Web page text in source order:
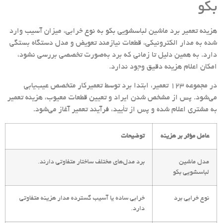
بکو
هزینه تعمیر برد ماشین لباسشویی بکو به نوع خرابی، میزان آسیب وارد
شده به مدار الکترونیکی، قطعات نیازمند تعویض و مدل دستگاه بستگی
دارد. به همین دلیل تا زمانی که برد به‌صورت تخصصی بررسی نشود،
امکان اعلام هزینه دقیق وجود ندارد.
در مجموعه 123 تعمیر، ابتدا برد توسط تعمیرکار متخصص عیب‌یابی
می‌شود. پس از مشخص شدن ایراد و تعیین قطعات معیوب، هزینه تعمیر
به مشتری اعلام شده و پس از تأیید، فرآیند تعمیر آغاز می‌شود.
عامل مؤثر بر هزینه توضیحات
مدل ماشین
لباسشویی بکو
برد مدل‌های مختلف ساختار متفاوتی دارند.
نوع خرابی برد
خرابی ساده یا آسیب گسترده مدار هزینه متفاوتی
دارد.